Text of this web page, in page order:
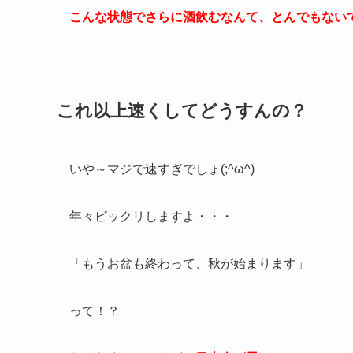
こんな状態でさらに酒飲むなんて、とんでもない
これ以上速くしてどうすんの？
いや～マジで速すぎでしょ(;^ω^)
年々ビックリしますよ・・・
「もうお盆も終わって、秋が始まります」
って！？